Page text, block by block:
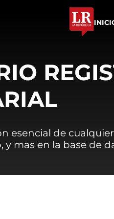
esencial de
y mas en la base de